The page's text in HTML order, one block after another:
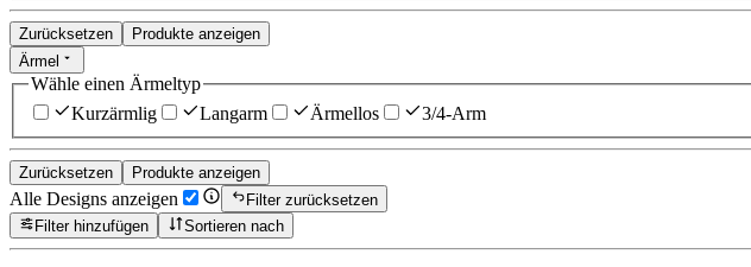
Zurücksetzen
Produkte anzeigen
Ärmel
Wähle einen Ärmeltyp
Kurzärmlig
Langarm Ärmellos 3/4-Arm
Zurücksetzen Produkte anzeigen
Alle Designs anzeigen
Filter zurücksetzen
Filter hinzufügen
Sortieren nach